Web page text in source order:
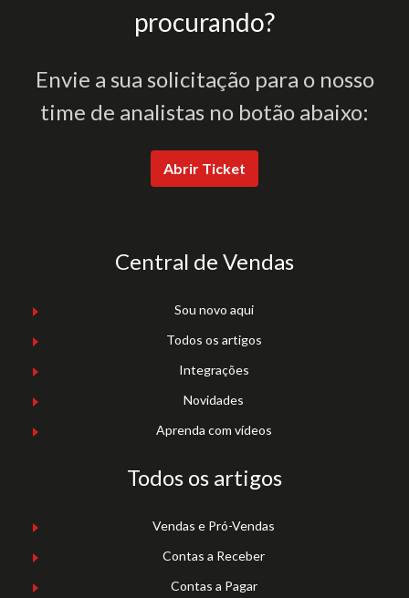
procurando?
Envie a sua solicitação para o nosso
time de analistas no botão abaixo:
Abrir Ticket
Central de Vendas
Sou novo aqui
Todos os artigos
Integrações
Novidades
Aprenda com vídeos
Todos os artigos
Vendas e Pró-Vendas
Contas a Receber
Contas a Pagar